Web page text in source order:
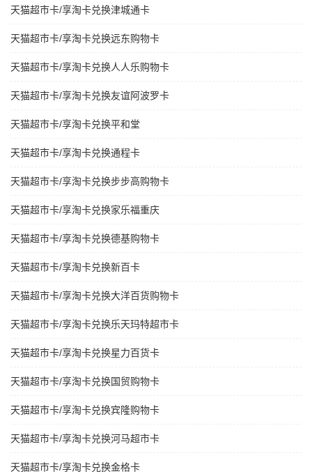
天猫超市卡/享淘卡兑换津城通卡
天猫超市卡/享淘卡兑换远东购物卡
天猫超市卡/享淘卡兑换人人乐购物卡
天猫超市卡/享淘卡兑换友谊阿波罗卡
天猫超市卡/享淘卡兑换平和堂
天猫超市卡/享淘卡兑换通程卡
天猫超市卡/享淘卡兑换步步高购物卡
天猫超市卡/享淘卡兑换家乐福重庆
天猫超市卡/享淘卡兑换德基购物卡
天猫超市卡/享淘卡兑换新百卡
天猫超市卡/享淘卡兑换大洋百货购物卡
天猫超市卡/享淘卡兑换乐天玛特超市卡
天猫超市卡/享淘卡兑换星力百货卡
天猫超市卡/享淘卡兑换国贸购物卡
天猫超市卡/享淘卡兑换宾隆购物卡
天猫超市卡/享淘卡兑换河马超市卡
天猫超市卡/享淘卡兑换金格卡